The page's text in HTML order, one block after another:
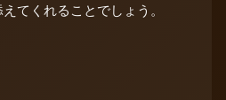
てくれることでしょう。